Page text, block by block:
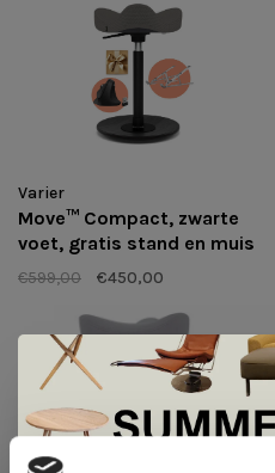
Varier
Move™ Compact, zwarte
voet, gratis stand en muis
- Revive |
Voorraaduitverkoop
€599,00 €450,00